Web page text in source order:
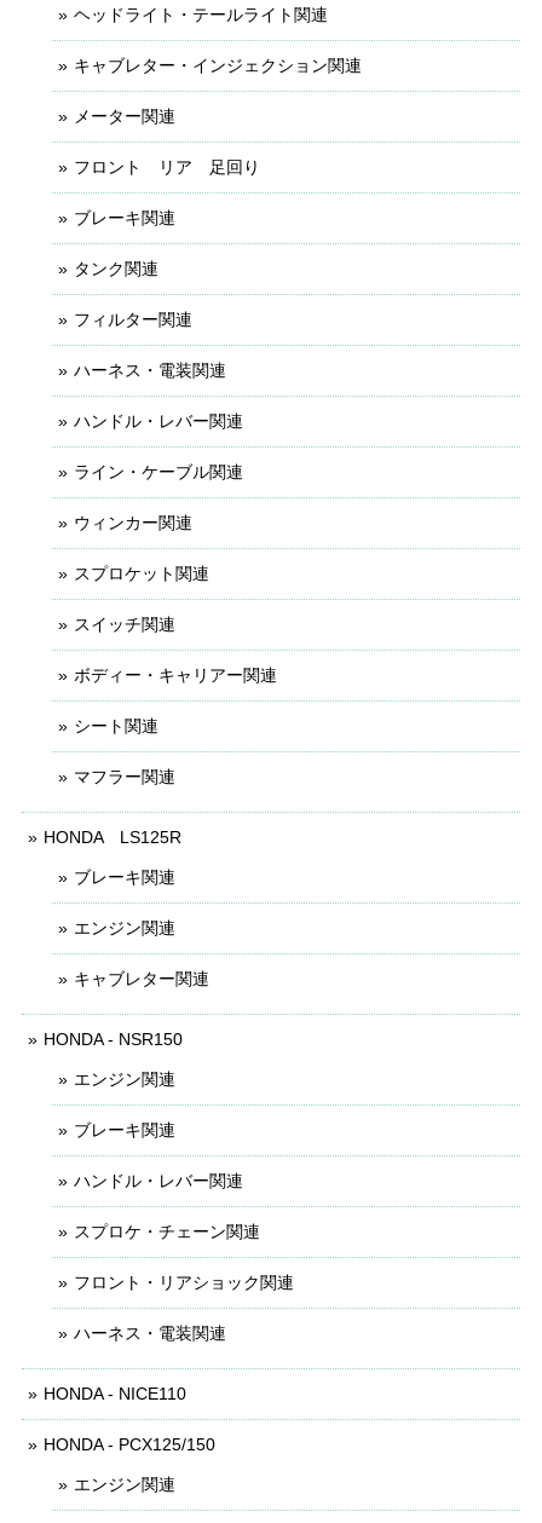
ヘッドライト・テールライト関連
キャブレター・インジェクション関連
メーター関連
フロント リア 足回り
ブレーキ関連
タンク関連
フィルター関連
ハーネス・電装関連
ハンドル・レバー関連
ライン・ケーブル関連
ウィンカー関連
スプロケット関連
スイッチ関連
ボディー・キャリアー関連
シート関連
マフラー関連
HONDA LS125R
ブレーキ関連
エンジン関連
キャブレター関連
HONDA - NSR150
エンジン関連
ブレーキ関連
ハンドル・レバー関連
スプロケ・チェーン関連
フロント・リアショック関連
ハーネス・電装関連
HONDA - NICE110
HONDA - PCX125/150
エンジン関連